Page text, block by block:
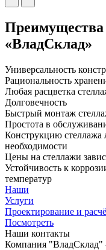
Преимущества
«ВладСклад»
Универсальность
Рациональность
Любая расцветка
Долговечность
Быстрый монтаж
Простота в
Конструкцию стеллажа
необходимости
Цены на стеллажи
Устойчивость к
температур
Наши
Услуги
Проектирование и
Посмотреть
Наши контакты
Компания "ВладСклад"